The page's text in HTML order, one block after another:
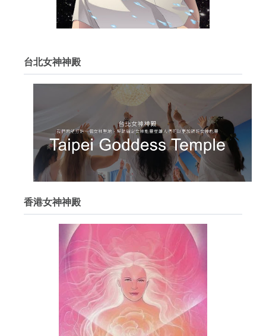
台北女神神殿
香港女神神殿